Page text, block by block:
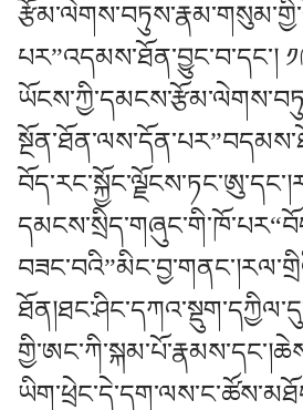
པར”འདམས་ཐོན་བྱུང་བ་དང་།